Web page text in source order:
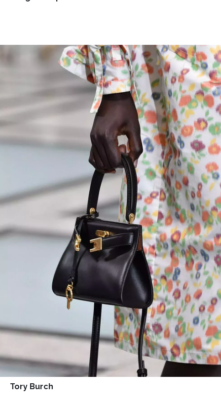
Tory Burch